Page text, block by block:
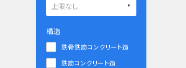
構造
鉄骨鉄筋コンクリート造
鉄筋コンクリート造